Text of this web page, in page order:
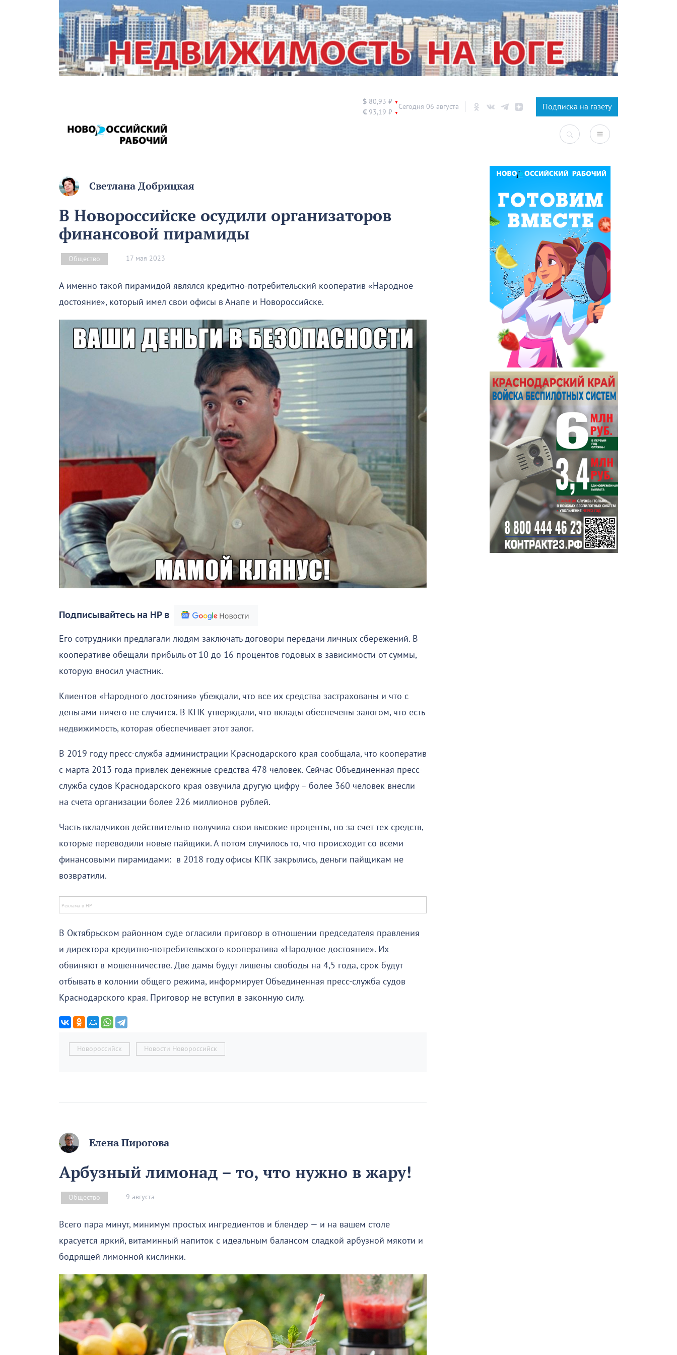
$ 80,93 ₽ ▼
€ 93,19 ₽ ▼
Сегодня 06 августа Подписка на газету
Светлана Добрицкая
В Новороссийске осудили организаторов
финансовой пирамиды
Общество 17 мая 2023
А именно такой пирамидой являлся кредитно-потребительский кооператив «Народное
достояние», который имел свои офисы в Анапе и Новороссийске.
Подписывайтесь на НР в
Его сотрудники предлагали людям заключать договоры передачи личных сбережений. В
кооперативе обещали прибыль от 10 до 16 процентов годовых в зависимости от суммы,
которую вносил участник.
Клиентов «Народного достояния» убеждали, что все их средства застрахованы и что с
деньгами ничего не случится. В КПК утверждали, что вклады обеспечены залогом, что есть
недвижимость, которая обеспечивает этот залог.
В 2019 году пресс-служба администрации Краснодарского края сообщала, что кооператив
с марта 2013 года привлек денежные средства 478 человек. Сейчас Объединенная пресс-
служба судов Краснодарского края озвучила другую цифру – более 360 человек внесли
на счета организации более 226 миллионов рублей.
Часть вкладчиков действительно получила свои высокие проценты, но за счет тех средств,
которые переводили новые пайщики. А потом случилось то, что происходит со всеми
финансовыми пирамидами: в 2018 году офисы КПК закрылись, деньги пайщикам не
возвратили.
В Октябрьском районном суде огласили приговор в отношении председателя правления
и директора кредитно-потребительского кооператива «Народное достояние». Их
обвиняют в мошенничестве. Две дамы будут лишены свободы на 4,5 года, срок будут
отбывать в колонии общего режима, информирует Объединенная пресс-служба судов
Краснодарского края. Приговор не вступил в законную силу.
Новороссийск Новости Новороссийск
Елена Пирогова
Арбузный лимонад – то, что нужно в жару!
Общество 9 августа
Всего пара минут, минимум простых ингредиентов и блендер — и на вашем столе
красуется яркий, витаминный напиток с идеальным балансом сладкой арбузной мякоти и
бодрящей лимонной кислинки.